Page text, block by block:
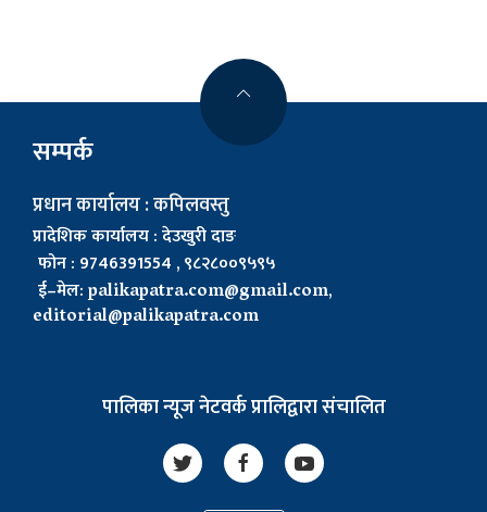
सम्पर्क
प्रधान कार्यालय : कपिलवस्तु
प्रादेशिक कार्यालय : देउखुरी दाङ
फोन : 9746391554 , ९८२८००९५९५
ई–मेल:palikapatra.com@gmail.com,
editorial@palikapatra.com
पालिका न्यूज नेटवर्क प्रालिद्वारा संचालित